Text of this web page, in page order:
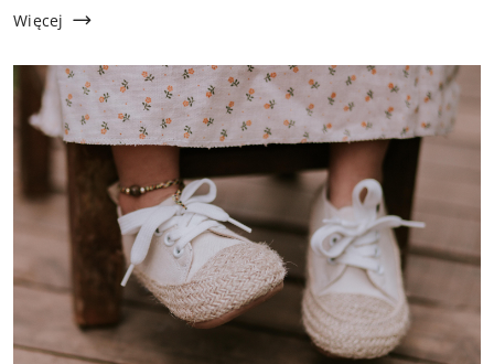
praktyczne i łatwe do zestawienia z...
Więcej